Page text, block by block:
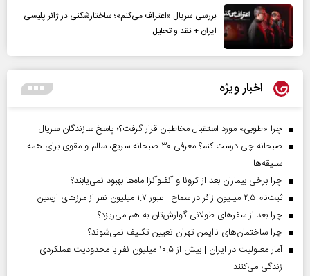
بررسی سریال «اعتراف می‌کنم»؛ ساختارشکنی در ژانر پلیسی
ایران + نقد و تحلیل
اخبار ویژه
چرا «طوبی» مورد استقبال مخاطبان قرار گرفت؟؛ پاسخ سازندگان سریال
صبحانه چی درست کنم؟ معرفی ۳۰ صبحانه سریع، سالم و مقوی برای همه
سلیقه‌ها
چرا برخی بیماران بعد از کرونا و آنفلوآنزا ماه‌ها بهبود نمی‌یابند؟
ثبت‌نام ۲.۵ میلیون زائر در سماح | عبور ۱.۷ میلیون نفر از مرز‌های اربعین
چرا بعد از سفرهای طولانی گوارش‌تان به هم می‌ریزد؟
چرا ساختمان‌های ناایمن تهران تعیین تکلیف نمی‌شوند؟
آمار معلولیت در ایران | بیش از ۱۰.۵ میلیون نفر با محدودیت عملکردی
زندگی می‌کنند